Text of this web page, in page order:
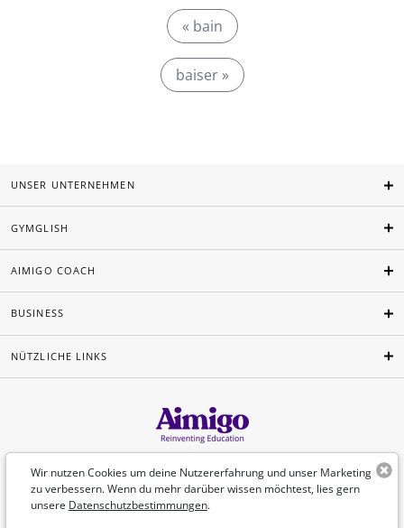
« bain
baiser »
Wir nutzen Cookies um deine Nutzererfahrung und unser Marketing
zu verbessern. Wenn du mehr darüber wissen möchtest, lies gern
unsere Datenschutzbestimmungen.
UNSER UNTERNEHMEN
GYMGLISH
AIMIGO COACH
BUSINESS
NÜTZLICHE LINKS
Deutsch
©Aimigo 2026